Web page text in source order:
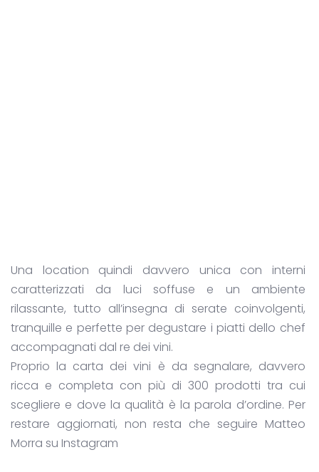
Una location quindi davvero unica con interni
caratterizzati da luci soffuse e un ambiente
rilassante, tutto all’insegna di serate coinvolgenti,
tranquille e perfette per degustare i piatti dello chef
accompagnati dal re dei vini.
Proprio la carta dei vini è da segnalare, davvero
ricca e completa con più di 300 prodotti tra cui
scegliere e dove la qualità è la parola d’ordine. Per
restare aggiornati, non resta che seguire Matteo
Morra su Instagram